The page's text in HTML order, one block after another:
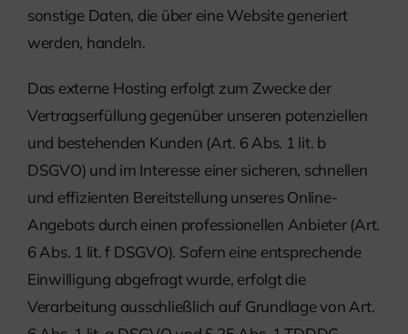
sonstige Daten, die über eine Website generiert
werden, handeln.
Das externe Hosting erfolgt zum Zwecke der
Vertragserfüllung gegenüber unseren potenziellen
und bestehenden Kunden (Art. 6 Abs. 1 lit. b
DSGVO) und im Interesse einer sicheren, schnellen
und effizienten Bereitstellung unseres Online-
Angebots durch einen professionellen Anbieter (Art.
6 Abs. 1 lit. f DSGVO). Sofern eine entsprechende
Einwilligung abgefragt wurde, erfolgt die
Verarbeitung ausschließlich auf Grundlage von Art.